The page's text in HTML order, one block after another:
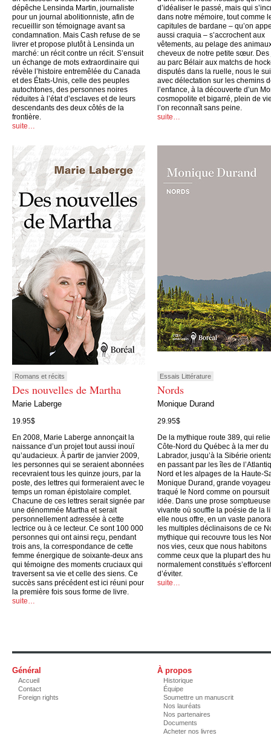
dépêche Lensinda Martin, journaliste
pour un journal abolitionniste, afin de
recueillir son témoignage avant sa
condamnation. Mais Cash refuse de se
livrer et propose plutôt à Lensinda un
marché: un récit contre un récit. S’ensuit
un échange de mots extraordinaire qui
révèle l’histoire entremêlée du Canada
et des États-Unis, celle des peuples
autochtones, des personnes noires
réduites à l’état d’esclaves et de leurs
descendants des deux côtés de la
frontière.
suite…
d’idéaliser le passé, mais qui
dans notre mémoire, tout comme
capitules de bardane – qu’on
aussi craquia – s’accrochent aux
vêtements, au pelage des
cheveux de notre petite sœur. Des
au parc Bélair aux matchs de
disputés dans la ruelle, nous le
avec délectation sur les chemins
l’enfance, à la découverte d’un
cosmopolite et bigarré, plein de
l’on reconnaît sans peine.
suite…
Romans et récits
Des nouvelles de Martha
Marie Laberge
19.95$
En 2008, Marie Laberge annonçait la
naissance d’un projet tout aussi inouï
qu’audacieux. À partir de janvier 2009,
les personnes qui se seraient abonnées
recevraient tous les quinze jours, par la
poste, des lettres qui formeraient avec le
temps un roman épistolaire complet.
Chacune de ces lettres serait signée par
une dénommée Martha et serait
personnellement adressée à cette
lectrice ou à ce lecteur. Ce sont 100 000
personnes qui ont ainsi reçu, pendant
trois ans, la correspondance de cette
femme énergique de soixante-deux ans
qui témoigne des moments cruciaux qui
traversent sa vie et celle des siens. Ce
succès sans précédent est ici réuni pour
la première fois sous forme de livre.
suite…
Essais Littérature
Nords
Monique Durand
29.95$
De la mythique route 389, qui
Côte-Nord du Québec à la mer du
Labrador, jusqu’à la Sibérie
en passant par les îles de
Nord et les alpages de la Haute-
Monique Durand, grande
traqué le Nord comme on poursuit
idée. Dans une prose
vivante où souffle la poésie de la
elle nous offre, en un vaste
les multiples déclinaisons de ce
mythique qui recouvre tous les
nos vies, ceux que nous habitons
comme ceux que la plupart des
normalement constitués s’efforcent
d’éviter.
suite…
Général
Accueil
Contact
Foreign rights
À propos
Historique
Équipe
Soumettre un manuscrit
Nos lauréats
Nos partenaires
Documents
Acheter nos livres